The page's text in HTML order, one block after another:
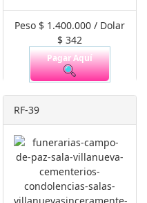
Peso $ 1.400.000 / Dolar
$ 342
Pagar Aquí
RF-39